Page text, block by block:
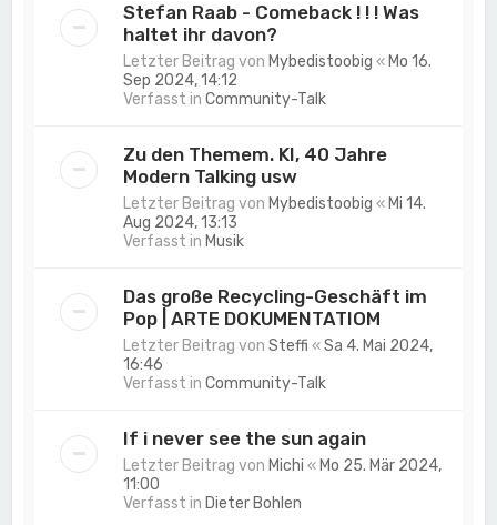
Stefan Raab - Comeback ! ! ! Was
haltet ihr davon?
Letzter Beitrag von Mybedistoobig « Mo 16.
Sep 2024, 14:12
Verfasst inCommunity-Talk
Zu den Themem. KI, 40 Jahre
Modern Talking usw
Letzter Beitrag von Mybedistoobig « Mi 14.
Aug 2024, 13:13
Verfasst in Musik
Das große Recycling-Geschäft im
Pop | ARTE DOKUMENTATIOM
Letzter Beitrag vonSteffi «Sa 4. Mai 2024,
16:46
Verfasst inCommunity-Talk
If i never see the sun again
Letzter Beitrag von Michi « Mo 25. Mär 2024,
11:00
Verfasst in Dieter Bohlen